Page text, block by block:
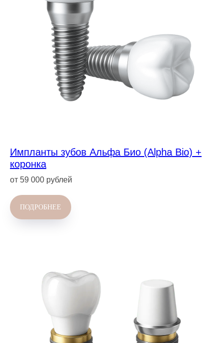
Импланты зубов Альфа Био (Alpha Bio) +
коронка
от 59 000 рублей
ПОДРОБНЕЕ